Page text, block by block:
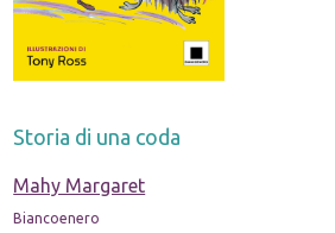
Storia di una coda
Mahy Margaret
Biancoenero